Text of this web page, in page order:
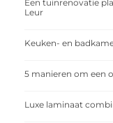
Een tuinrenovatie
Leur
Keuken- en
5 manieren om een
Luxe laminaat